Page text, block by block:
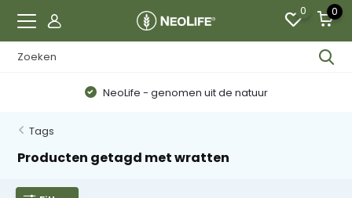
0 0
NeoLife - genomen uit de natuur
Tags
Producten getagd met wratten